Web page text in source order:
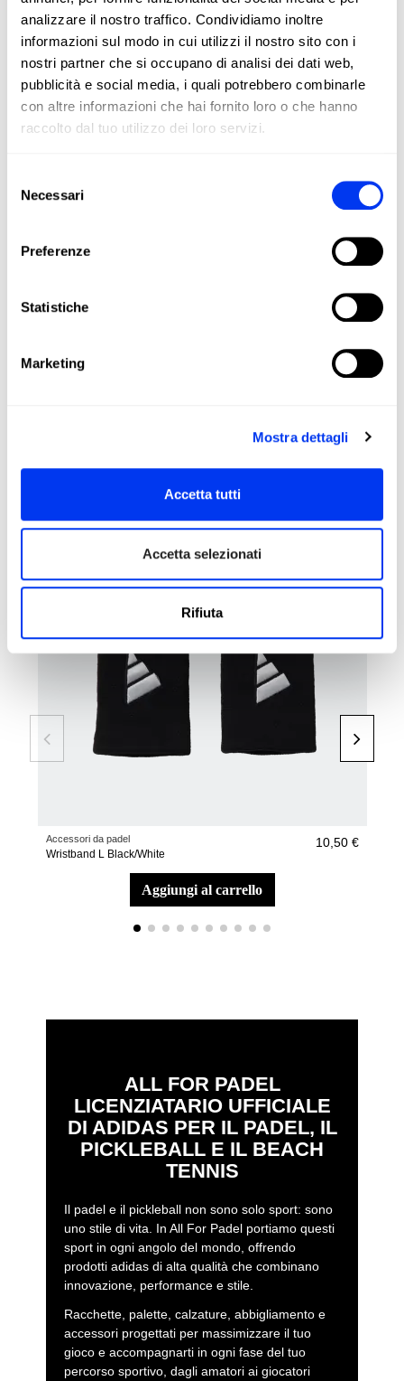
analizzare il nostro traffico. Condividiamo inoltre
informazioni sul modo in cui utilizzi il nostro sito con i
nostri partner che si occupano di analisi dei dati web,
pubblicità e social media, i quali potrebbero combinarle
con altre informazioni che hai fornito loro o che hanno
raccolto dal tuo utilizzo dei loro servizi.
delNecessari
Preferenze
Statistiche
Marketing
Mostra dettagli
Accetta tutti
Accetta selezionati
Rifiuta
I clienti che hanno acquistato questo prodotto hanno
acquistato anche:
Borsa accessori adidas Martita Ortega 2026
18,00 €
acquistato anche:
Accessori da padel
Wristband L Black/White
10,50 €
aggiungi al carrello
ALL FOR PADEL
LICENZIATARIO UFFICIALE
DI ADIDAS PER IL PADEL, IL
PICKLEBALL E IL BEACH
TENNIS
Il padel e il pickleball non sono solo sport: sono
uno stile di vita. In All For Padel portiamo questi
sport in ogni angolo del mondo, offrendo
prodotti adidas di alta qualità che combinano
innovazione, performance e stile.
Racchette, palette, calzature, abbigliamento e
accessori progettati per massimizzare il tuo
gioco e accompagnarti in ogni fase del tuo
percorso sportivo, dagli amatori ai giocatori